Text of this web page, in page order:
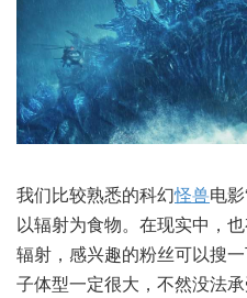
我们比较熟悉的科幻怪兽电
以辐射为食物。在现实中，
辐射，感兴趣的粉丝可以搜
子体型一定很大，不然没法